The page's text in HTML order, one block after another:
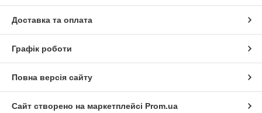
Доставка та оплата
Графік роботи
Повна версія сайту
Сайт створено на маркетплейсі Prom.ua